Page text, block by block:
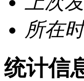
所在
统计信